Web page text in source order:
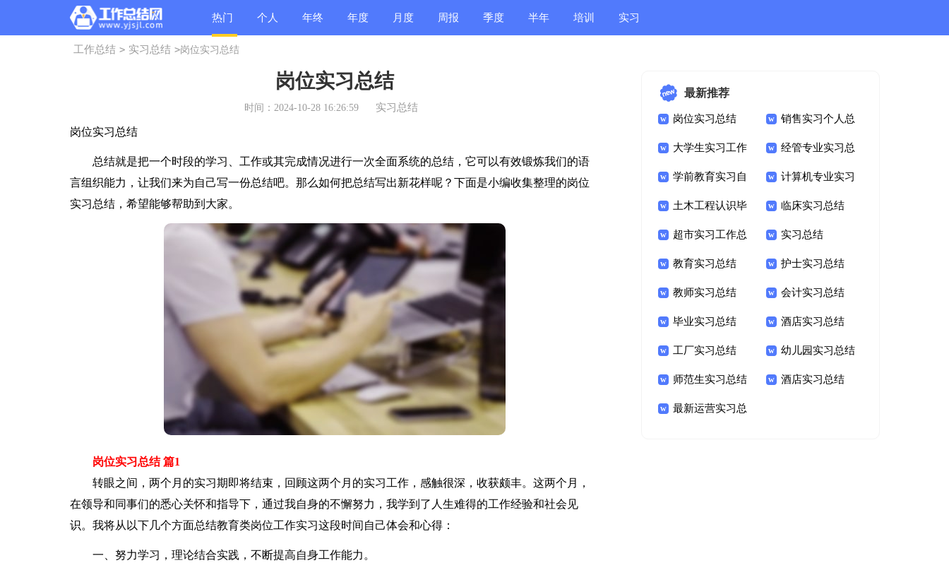
热门
总结
个人 年终 年度 月度 周报 季度 半年 培训 实习
工作总结 > 实习总结 >岗位实习总结
岗位实习总结
时间：2024-10-28 16:26:59 实习总结
岗位实习总结
总结就是把一个时段的学习、工作或其完成情况进行一次全面系统的总结，它可以有效锻炼我们的语
言组织能力，让我们来为自己写一份总结吧。那么如何把总结写出新花样呢？下面是小编收集整理的岗位
实习总结，希望能够帮助到大家。
岗位实习总结 篇1
转眼之间，两个月的实习期即将结束，回顾这两个月的实习工作，感触很深，收获颇丰。这两个月，
在领导和同事们的悉心关怀和指导下，通过我自身的不懈努力，我学到了人生难得的工作经验和社会见
识。我将从以下几个方面总结教育类岗位工作实习这段时间自己体会和心得：
一、努力学习，理论结合实践，不断提高自身工作能力。
最新推荐
岗位实习总结 销售实习个人总
结
大学生实习工作
总结
经管专业实习总
结
学前教育实习自
我鉴定
计算机专业实习
总结
土木工程认识毕
业实习报告
临床实习总结
超市实习工作总
结
实习总结
教育实习总结 护士实习总结
教师实习总结 会计实习总结
毕业实习总结 酒店实习总结
工厂实习总结 幼儿园实习总结
师范生实习总结 酒店实习总结
最新运营实习总